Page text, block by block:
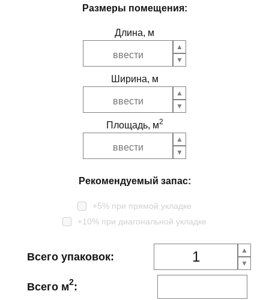
Размеры помещения:
Длина, м
Ширина, м
Площадь, м2
Рекомендуемый запас:
+5% при прямой укладке
+10% при диагональной укладке
Всего упаковок:
Всего м2: